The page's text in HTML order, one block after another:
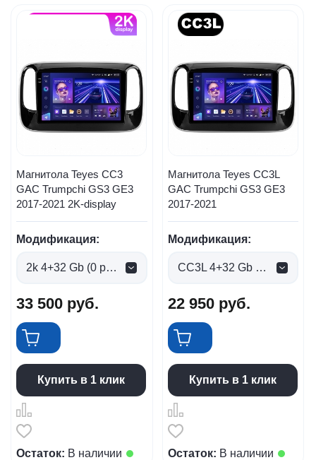
Магнитола Teyes CC3
GAC Trumpchi GS3 GE3
2017-2021 2K-display
Модификация:
2k 4+32 Gb (0 руб.)
33 500 руб.
Купить в 1 клик
Остаток: В наличии
Магнитола Teyes CC3L
GAC Trumpchi GS3 GE3
2017-2021
Модификация:
CC3L 4+32 Gb (0 руб.)
22 950 руб.
Купить в 1 клик
Остаток: В наличии